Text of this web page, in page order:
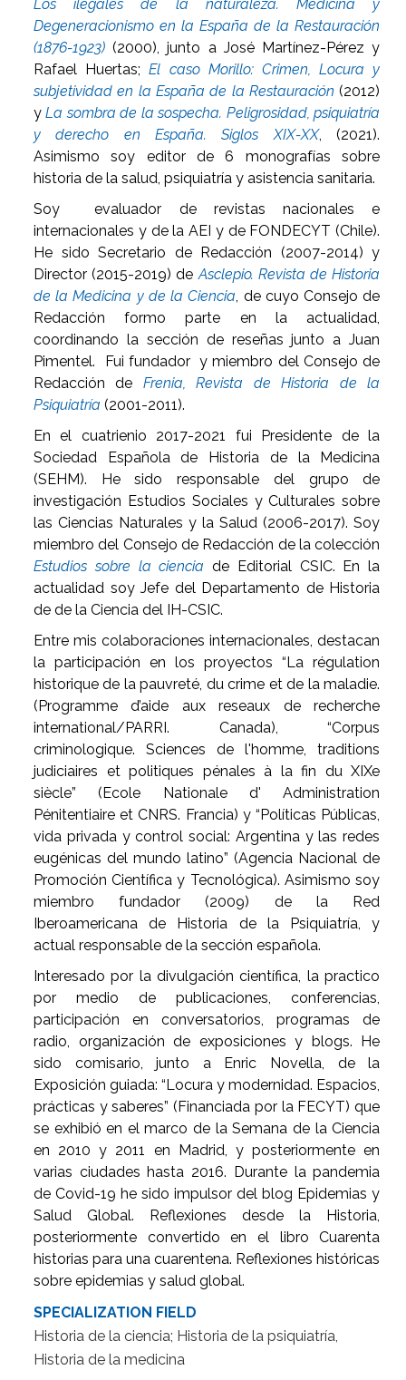
Los ilegales de la naturaleza. Medicina y
Degeneracionismo en la España de la Restauración
(1876-1923) (2000), junto a José Martínez-Pérez y
Rafael Huertas;El caso Morillo: Crimen, Locura y
subjetividad en la España de la Restauración(2012)
y La sombra de la sospecha. Peligrosidad, psiquiatría
y derecho en España. Siglos XIX-XX, (2021).
Asimismo soy editor de 6 monografías sobre
historia de la salud, psiquiatría y asistencia sanitaria.
Soy evaluador de revistas nacionales e
internacionales y de la AEI y de FONDECYT (Chile).
He sido Secretario de Redacción (2007-2014) y
Director (2015-2019) deAsclepio. Revista de Historia
de la Medicina y de la Ciencia, de cuyo Consejo de
Redacción formo parte en la actualidad,
coordinando la sección de reseñas junto a Juan
Pimentel. Fui fundador y miembro del Consejo de
Redacción de Frenia, Revista de Historia de la
Psiquiatría (2001-2011).
En el cuatrienio 2017-2021 fui Presidente de la
Sociedad Española de Historia de la Medicina
(SEHM). He sido responsable del grupo de
investigación Estudios Sociales y Culturales sobre
las Ciencias Naturales y la Salud (2006-2017). Soy
miembro del Consejo de Redacción de la colección
Estudios sobre la ciencia de Editorial CSIC. En la
actualidad soy Jefe del Departamento de Historia
de de la Ciencia del IH-CSIC.
Entre mis colaboraciones internacionales, destacan
la participación en los proyectos “La régulation
historique de la pauvreté, du crime et de la maladie.
(Programme d’aide aux reseaux de recherche
international/PARRI. Canada), “Corpus
criminologique. Sciences de l'homme, traditions
judiciaires et politiques pénales à la fin du XIXe
siècle” (Ecole Nationale d' Administration
Pénitentiaire et CNRS. Francia) y “Políticas Públicas,
vida privada y control social: Argentina y las redes
eugénicas del mundo latino” (Agencia Nacional de
Promoción Científica y Tecnológica). Asimismo soy
miembro fundador (2009) de la Red
Iberoamericana de Historia de la Psiquiatría, y
actual responsable de la sección española.
Interesado por la divulgación científica, la practico
por medio de publicaciones, conferencias,
participación en conversatorios, programas de
radio, organización de exposiciones y blogs. He
sido comisario, junto a Enric Novella, de la
Exposición guiada: “Locura y modernidad. Espacios,
prácticas y saberes” (Financiada por la FECYT) que
se exhibió en el marco de la Semana de la Ciencia
en 2010 y 2011 en Madrid, y posteriormente en
varias ciudades hasta 2016. Durante la pandemia
de Covid-19 he sido impulsor del blog Epidemias y
Salud Global. Reflexiones desde la Historia,
posteriormente convertido en el libro Cuarenta
historias para una cuarentena. Reflexiones históricas
sobre epidemias y salud global.
SPECIALIZATION FIELD
Historia de la ciencia; Historia de la psiquiatría,
Historia de la medicina